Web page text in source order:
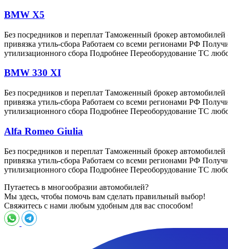
BMW X5
Без посредников и переплат Таможенный брокер
привязка утиль-сбора Работаем со всеми регионами РФ
утилизационного сбора Подробнее Переоборудование ТС
BMW 330 XI
Без посредников и переплат Таможенный брокер
привязка утиль-сбора Работаем со всеми регионами РФ
утилизационного сбора Подробнее Переоборудование ТС
Alfa Romeo Giulia
Без посредников и переплат Таможенный брокер
привязка утиль-сбора Работаем со всеми регионами РФ
утилизационного сбора Подробнее Переоборудование ТС
Путаетесь в многообразии автомобилей?
Мы здесь, чтобы помочь вам сделать правильный выбор!
Свяжитесь с нами любым удобным для вас способом!